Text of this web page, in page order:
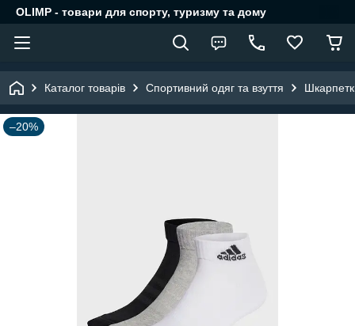
OLIMP - товари для спорту, туризму та дому
Каталог товарів Спортивний одяг та взуття
–20%